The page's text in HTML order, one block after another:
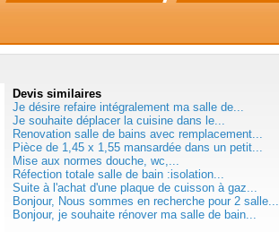
Devis similaires
Je désire refaire intégralement ma salle de...
Je souhaite déplacer la cuisine dans le...
Renovation salle de bains avec remplacement...
Pièce de 1,45 x 1,55 mansardée dans un petit...
Mise aux normes douche, wc,...
Réfection totale salle de bain :isolation...
Suite à l'achat d'une plaque de cuisson à gaz...
Bonjour, Nous sommes en recherche pour 2 salle...
Bonjour, je souhaite rénover ma salle de bain...